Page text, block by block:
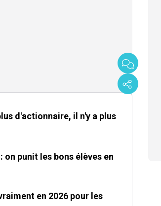
d'actionnaire, il n'y a plus
punit les bons élèves en
en 2026 pour les